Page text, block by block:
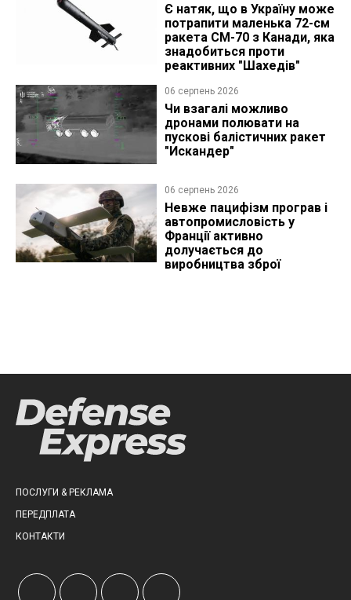
Є натяк, що в Україну може
потрапити маленька 72-см
ракета CM-70 з Канади, яка
знадобиться проти
реактивних "Шахедів"
06 серпень 2026
Чи взагалі можливо
дронами полювати на
пускові балістичних ракет
"Искандер"
06 серпень 2026
Невже пацифізм програв і
автопромисловість у
Франції активно
долучається до
виробництва зброї
ПОСЛУГИ & РЕКЛАМА
ПЕРЕДПЛАТА
КОНТАКТИ